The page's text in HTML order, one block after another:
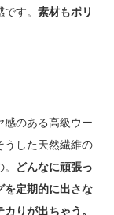
す。 素材もポリ
感のある高級ウー
うした天然繊維の
どんなに頑張っ
を定期的に出さな
りが出ちゃう。